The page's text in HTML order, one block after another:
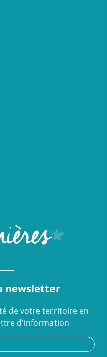
newsletter
de votre territoire en
d'information